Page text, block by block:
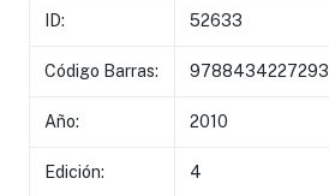
ID: 52633
Código Barras: 9788434227293
Año: 2010
Edición: 4